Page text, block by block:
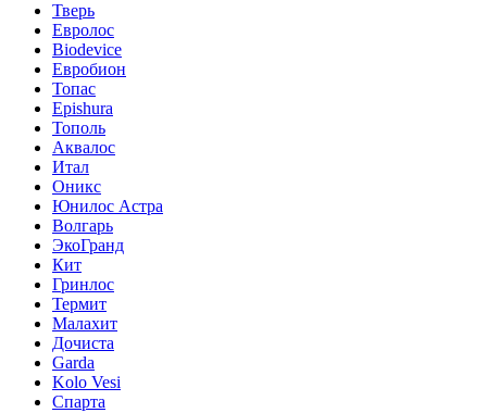
Тверь
Евролос
Biodevice
Евробион
Топас
Epishura
Тополь
Аквалос
Итал
Оникс
Юнилос Астра
Волгарь
ЭкоГранд
Кит
Гринлос
Термит
Малахит
Дочиста
Garda
Kolo Vesi
Спарта